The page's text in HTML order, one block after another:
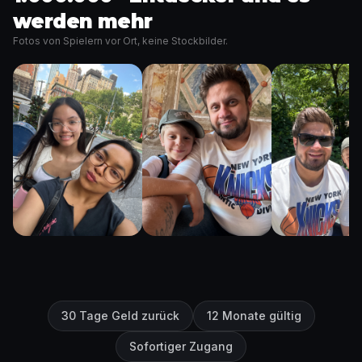
werden mehr
Fotos von Spielern vor Ort, keine Stockbilder.
30 Tage Geld zurück 12 Monate gültig
Sofortiger Zugang